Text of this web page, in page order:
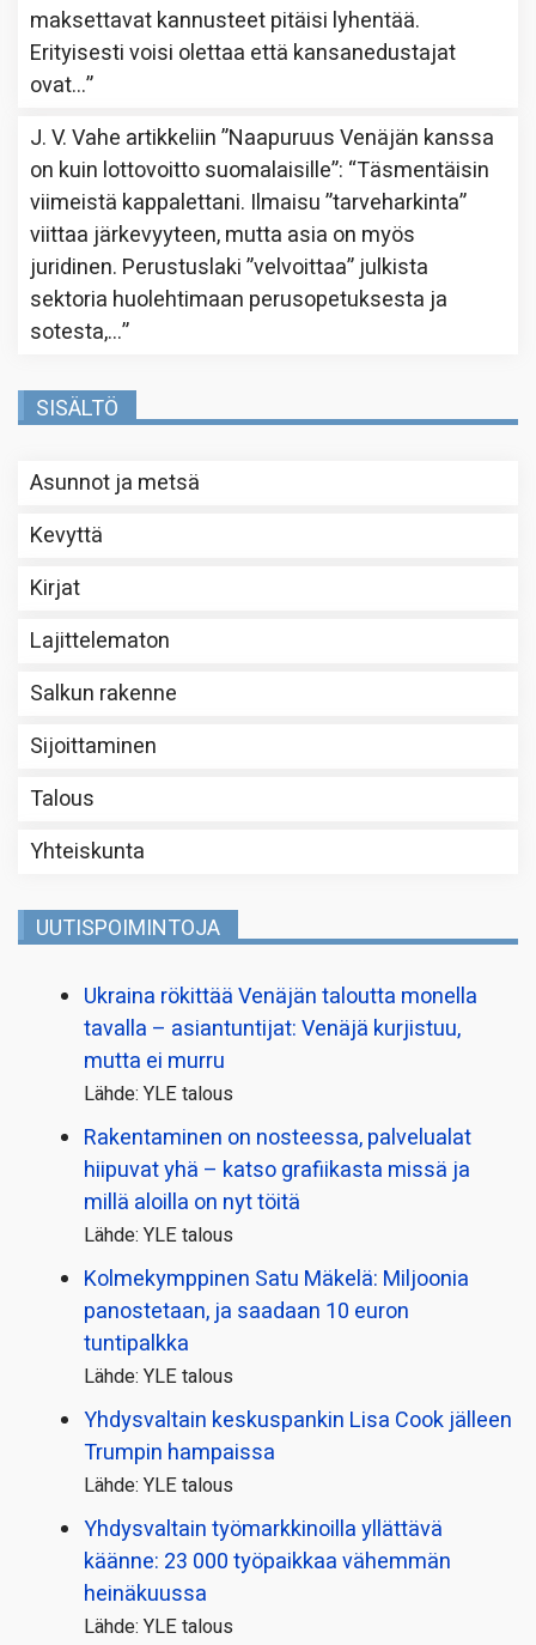
maksettavat kannusteet pitäisi lyhentää.
Erityisesti voisi olettaa että kansanedustajat
ovat…”
J. V. Vahe artikkeliin”Naapuruus Venäjän kanssa
on kuin lottovoitto suomalaisille”: “Täsmentäisin
viimeistä kappalettani. Ilmaisu ”tarveharkinta”
viittaa järkevyyteen, mutta asia on myös
juridinen. Perustuslaki ”velvoittaa” julkista
sektoria huolehtimaan perusopetuksesta ja
sotesta,…”
SISÄLTÖ
Asunnot ja metsä
Kevyttä
Kirjat
Lajittelematon
Salkun rakenne
Sijoittaminen
Talous
Yhteiskunta
UUTISPOIMINTOJA
Ukraina rökittää Venäjän taloutta monella
tavalla – asiantuntijat: Venäjä kurjistuu,
mutta ei murru
Lähde: YLE talous
Rakentaminen on nosteessa, palvelualat
hiipuvat yhä – katso grafiikasta missä ja
millä aloilla on nyt töitä
Lähde: YLE talous
Kolmekymppinen Satu Mäkelä: Miljoonia
panostetaan, ja saadaan 10 euron
tuntipalkka
Lähde: YLE talous
Yhdysvaltain keskuspankin Lisa Cook jälleen
Trumpin hampaissa
Lähde: YLE talous
Yhdysvaltain työmarkkinoilla yllättävä
käänne: 23 000 työpaikkaa vähemmän
heinäkuussa
Lähde: YLE talous